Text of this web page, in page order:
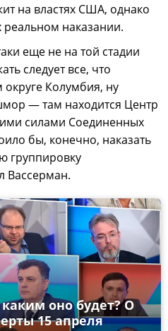
на властях США, однако
реальном наказании.
еще не на той стадии
следует все, что
округе Колумбия, ну
— там находится Центр
силами Соединенных
бы, конечно, наказать
группировку
Вассерман.
оно будет? О
15 апреля